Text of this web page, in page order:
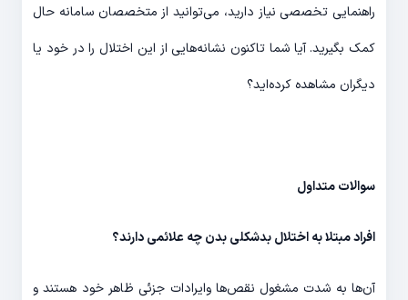
راهنمایی تخصصی نیاز دارید، می‌توانید از متخصصان سامانه حال
کمک بگیرید. آیا شما تاکنون نشانه‌هایی از این اختلال را در خود یا
دیگران مشاهده کرده‌اید؟
سوالات متداول
افراد مبتلا به اختلال بدشکلی بدن چه علائمی دارند؟
آن‌ها به شدت مشغول نقص‌ها وایرادات جزئی ظاهر خود هستند و